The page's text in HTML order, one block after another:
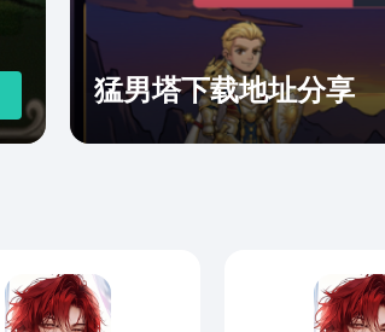
猛男塔下载地址分享